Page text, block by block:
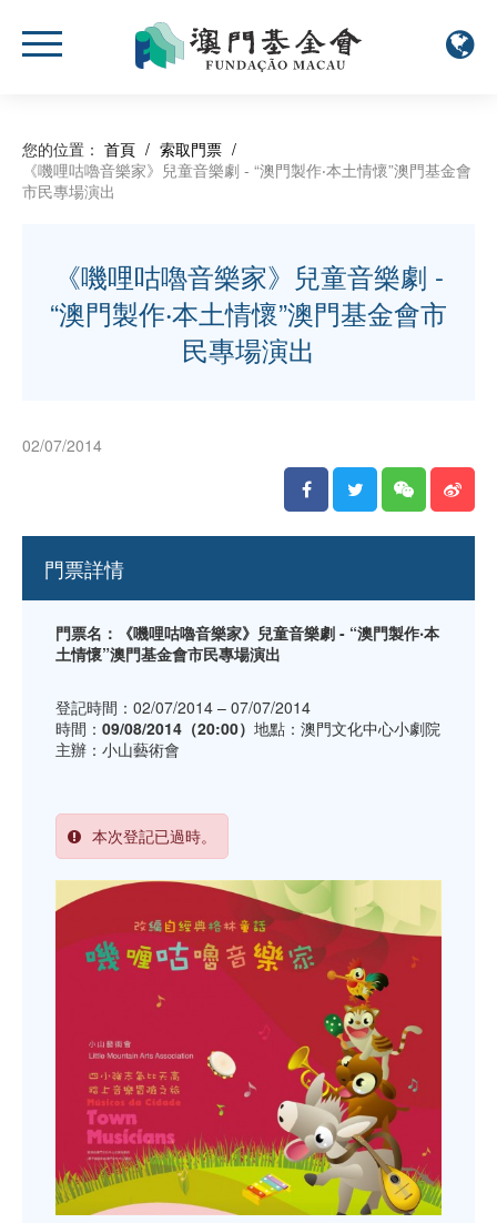
您的位置： 首頁 / 索取門票 /
《嘰哩咕嚕音樂家》兒童音樂劇 - “澳門製作‧本土情懷”澳門基金會
市民專場演出
《嘰哩咕嚕音樂家》兒童音樂劇 -
“澳門製作‧本土情懷”澳門基金會市
民專場演出
02/07/2014
門票詳情
門票名：《嘰哩咕嚕音樂家》兒童音樂劇 - “澳門製作‧本
土情懷”澳門基金會市民專場演出
登記時間：02/07/2014 – 07/07/2014
時間： 09/08/2014（20:00） 地點：澳門文化中心小劇院
主辦：小山藝術會
本次登記已過時。